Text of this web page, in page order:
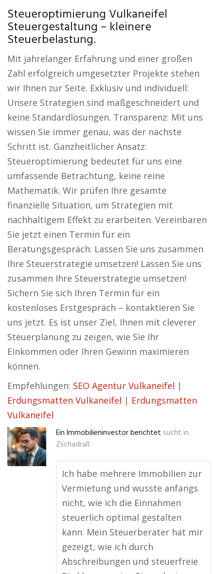
Steueroptimierung Vulkaneifel
Steuergestaltung – kleinere
Steuerbelastung.
Mit jahrelanger Erfahrung und einer großen
Zahl erfolgreich umgesetzter Projekte stehen
wir Ihnen zur Seite. Exklusiv und individuell:
Unsere Strategien sind maßgeschneidert und
keine Standardlösungen. Transparenz: Mit uns
wissen Sie immer genau, was der nächste
Schritt ist. Ganzheitlicher Ansatz:
Steueroptimierung bedeutet für uns eine
umfassende Betrachtung, keine reine
Mathematik. Wir prüfen Ihre gesamte
finanzielle Situation, um Strategien mit
nachhaltigem Effekt zu erarbeiten. Vereinbaren
Sie jetzt einen Termin für ein
Beratungsgespräch: Lassen Sie uns zusammen
Ihre Steuerstrategie umsetzen! Lassen Sie uns
zusammen Ihre Steuerstrategie umsetzen!
Sichern Sie sich Ihren Termin für ein
kostenloses Erstgespräch – kontaktieren Sie
uns jetzt. Es ist unser Ziel, Ihnen mit cleverer
Steuerplanung zu zeigen, wie Sie Ihr
Einkommen oder Ihren Gewinn maximieren
können.
Empfehlungen: SEO Agentur Vulkaneifel |
Erdungsmatten Vulkaneifel | Erdungsmatten
Vulkaneifel
Ein Immobilieninvestor berichtet sucht in
Zschadraß
Ich habe mehrere Immobilien zur
Vermietung und wusste anfangs
nicht, wie ich die Einnahmen
steuerlich optimal gestalten
kann. Mein Steuerberater hat mir
gezeigt, wie ich durch
Abschreibungen und steuerfreie